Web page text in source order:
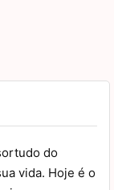
do
vida. Hoje é o